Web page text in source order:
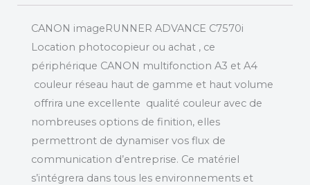
CANON imageRUNNER ADVANCE C7570i
Location photocopieur ou achat , ce
périphérique CANON multifonction A3 et A4
couleur réseau haut de gamme et haut volume
offrira une excellente qualité couleur avec de
nombreuses options de finition, elles
permettront de dynamiser vos flux de
communication d’entreprise. Ce matériel
s’intégrera dans tous les environnements et